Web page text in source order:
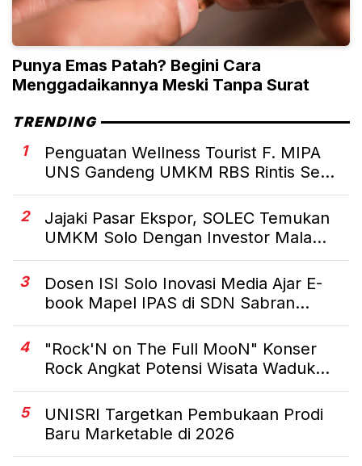
Punya Emas Patah? Begini Cara
Menggadaikannya Meski Tanpa Surat
TRENDING
1
Penguatan Wellness Tourist F. MIPA
UNS Gandeng UMKM RBS Rintis Se...
2
Jajaki Pasar Ekspor, SOLEC Temukan
UMKM Solo Dengan Investor Mala...
3
Dosen ISI Solo Inovasi Media Ajar E-
book Mapel IPAS di SDN Sabran...
4
"Rock'N on The Full MooN" Konser
Rock Angkat Potensi Wisata Waduk...
5
UNISRI Targetkan Pembukaan Prodi
Baru Marketable di 2026